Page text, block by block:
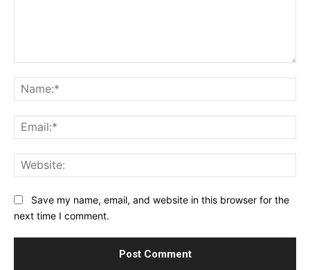
Save my name, email, and website in this browser for the
next time I comment.